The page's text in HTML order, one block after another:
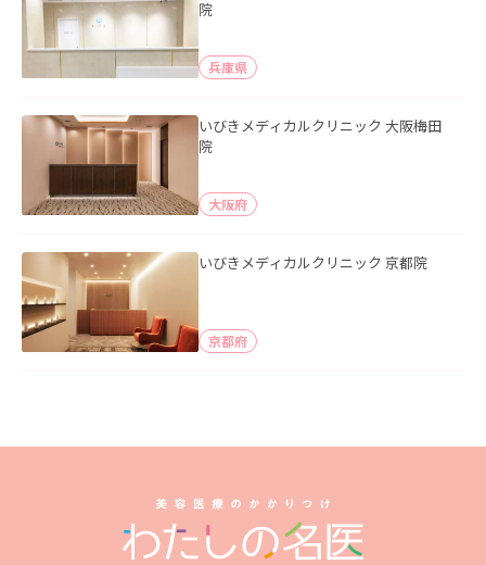
院
兵庫県
いびきメディカルクリニック 大阪梅田
院
大阪府
いびきメディカルクリニック 京都院
京都府